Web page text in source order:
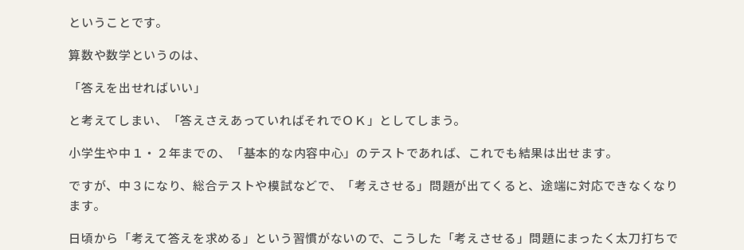
ということです。
算数や数学というのは、
「答えを出せればいい」
と考えてしまい、「答えさえあっていればそれでＯＫ」としてしまう。
小学生や中１・２年までの、「基本的な内容中心」のテストであれば、これでも結果は出せます。
ですが、中３になり、総合テストや模試などで、「考えさせる」問題が出てくると、途端に対応できなくなり
ます。
日頃から「考えて答えを求める」という習慣がないので、こうした「考えさせる」問題にまったく太刀打ちで